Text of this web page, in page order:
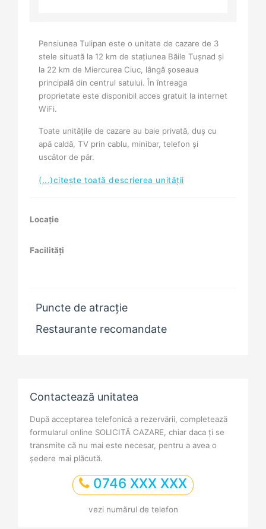
Pensiunea Tulipan este o unitate de cazare de 3
stele situată la 12 km de staţiunea Băile Tuşnad şi
la 22 km de Miercurea Ciuc, lângă şoseaua
principală din centrul satului. În întreaga
proprietate este disponibil acces gratuit la internet
WiFi.
Toate unităţile de cazare au baie privată, duş cu
apă caldă, TV prin cablu, minibar, telefon şi
uscător de păr.
(...)citește toată descrierea unității
Locație
Facilități
Puncte de atracție
Restaurante recomandate
Contactează unitatea
După acceptarea telefonică a rezervării, completează
formularul online SOLICITĂ CAZARE, chiar daca ți se
transmite că nu mai este necesar, pentru a avea o
ședere mai plăcută.
0746 XXX XXX
vezi numărul de telefon